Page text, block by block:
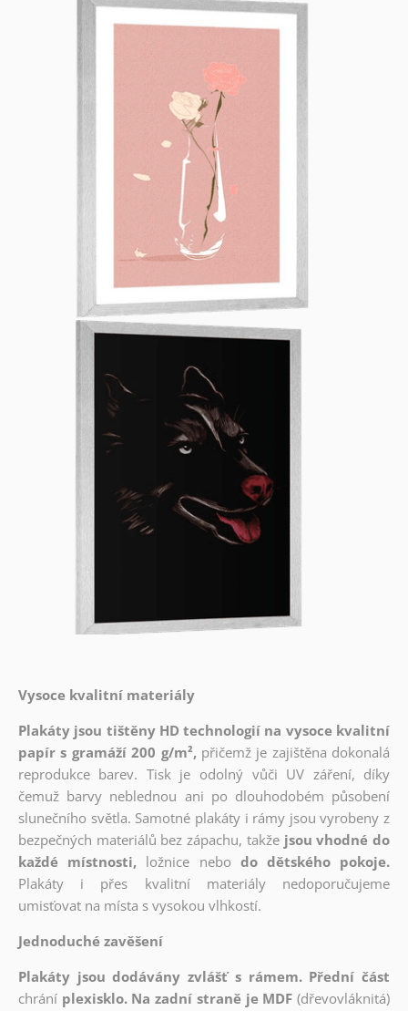
Vysoce kvalitní materiály
Plakáty jsou tištěny HD technologií na vysoce kvalitní
papír s gramáží 200 g/m², přičemž je zajištěna dokonalá
reprodukce barev. Tisk je odolný vůči UV záření, díky
čemuž barvy neblednou ani po dlouhodobém působení
slunečního světla. Samotné plakáty i rámy jsou vyrobeny z
bezpečných materiálů bez zápachu, takže jsou vhodné do
každé místnosti, ložnice nebo do dětského pokoje.
Plakáty i přes kvalitní materiály nedoporučujeme
umisťovat na místa s vysokou vlhkostí.
Jednoduché zavěšení
Plakáty jsou dodávány zvlášť s rámem. Přední část
chrání plexisklo. Na zadní straně je MDF (dřevovláknitá)